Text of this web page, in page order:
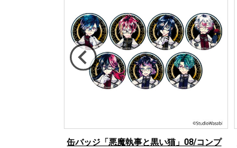
缶バッジ「悪魔執事と黒い猫」08/コンプ